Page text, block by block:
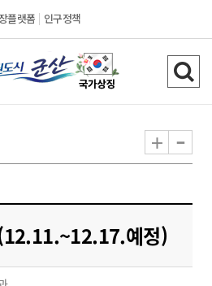
플랫폼 인구정책
시
민
도
시
검
색
기
+ -
예정)